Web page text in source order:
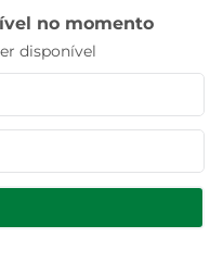
no momento
disponível